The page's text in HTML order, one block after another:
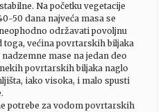
Na početku vegetacije
50 dana najveća masa se
održavati povoljnu
toga, većina povrtarskih biljaka
mase na jedan deo
povrtarskih biljaka naglo
iako visoka, i malo spusti
potrebe za vodom povrtarskih